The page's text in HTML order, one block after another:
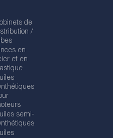
de
/
en
et en
semi-